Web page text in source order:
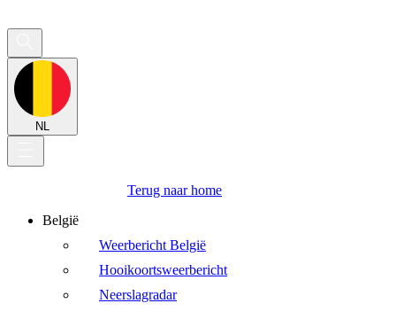
NL
Terug naar home
België
Weerbericht België
Hooikoortsweerbericht
Neerslagradar